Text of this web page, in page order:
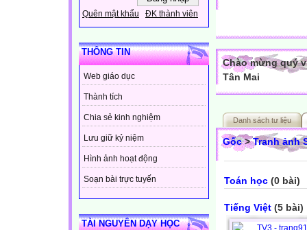
Quên mật khẩu ĐK thành viên
THÔNG TIN
Web giáo dục
Thành tích
Chia sẻ kinh nghiệm
Lưu giữ kỷ niệm
Hình ảnh hoạt động
Soạn bài trực tuyến
TÀI NGUYÊN DẠY HỌC
Chào mừng quý
Tân Mai
Danh sách tư liệu
Gốc>Tranh ảnh
Toán học (0 bài)
Tiếng Việt (5 bài)